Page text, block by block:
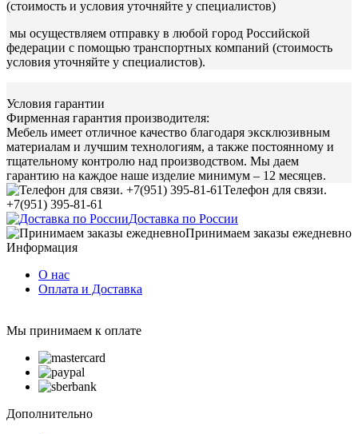
(стоимость и условия уточняйте у специалистов)
мы осуществляем отправку в любой город Российской
федерации с помощью транспортных компаний (стоимость
условия уточняйте у специалистов).
Условия гарантии
Фирменная гарантия производителя:
Мебель имеет отличное качество благодаря эксклюзивным
материалам и лучшим технологиям, а также постоянному и
тщательному контролю над производством. Мы даем
гарантию на каждое наше изделие минимум – 12 месяцев.
Телефон для связи.
+7(951) 395-81-61
Доставка по России
Принимаем заказы ежедневно
Информация
О нас
Оплата и Доставка
Мы принимаем к оплате
Дополнительно